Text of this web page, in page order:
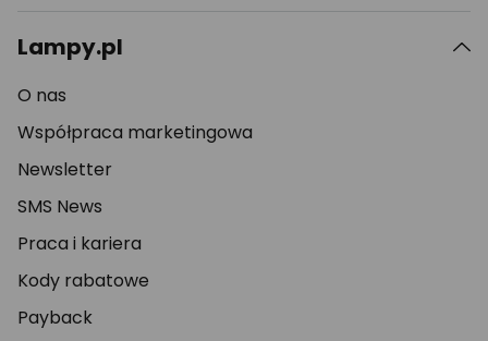
Lampy.pl
O nas
Współpraca marketingowa
Newsletter
SMS News
Praca i kariera
Kody rabatowe
Payback